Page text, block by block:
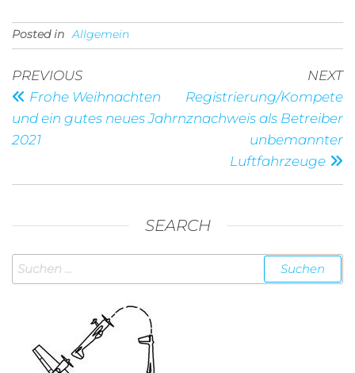
Posted in Allgemein
Beitragsnavigation
Previous
Post
PREVIOUS
Frohe Weihnachten
und ein gutes neues Jahr
2021
NEXT
Registrierung/Kompete
nznachweis als Betreiber
unbemannter
Luftfahrzeuge
SEARCH
Suchen
nach: